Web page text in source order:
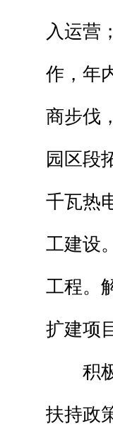
入运营
作，年
商步伐
园区段
千瓦热
工建设
工程。
扩建项
积极
扶持政